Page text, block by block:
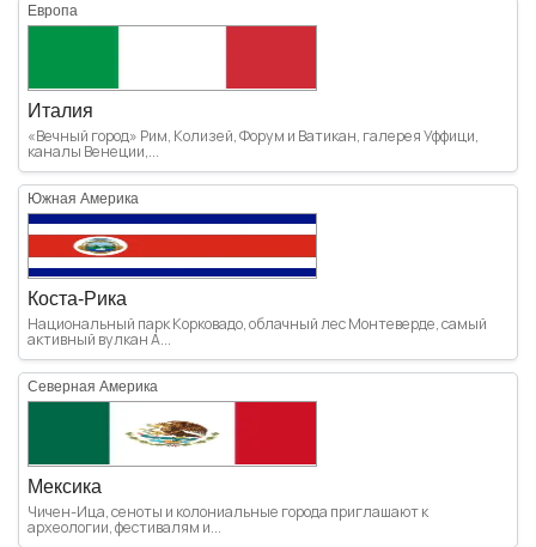
Европа
Италия
«Вечный город» Рим, Колизей, Форум и Ватикан, галерея Уффици,
каналы Венеции,...
Южная Америка
Коста-Рика
Национальный парк Корковадо, облачный лес Монтеверде, самый
активный вулкан А...
Северная Америка
Мексика
Чичен-Ица, сеноты и колониальные города приглашают к
археологии, фестивалям и...